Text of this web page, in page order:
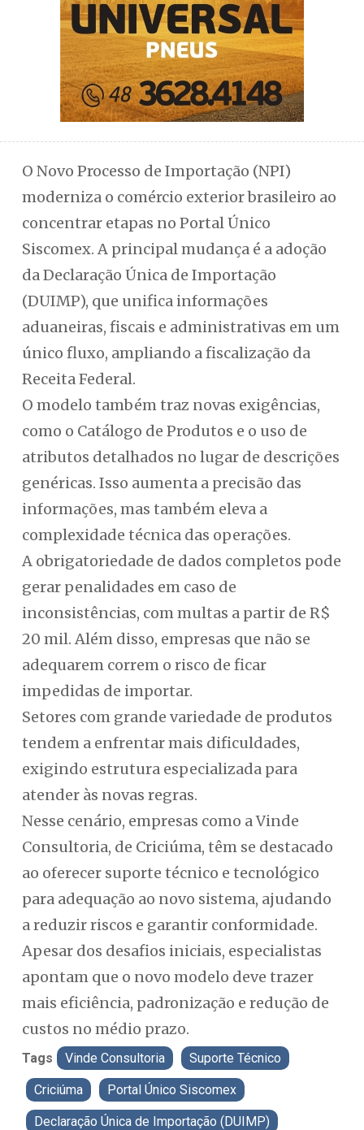
O Novo Processo de Importação (NPI)
moderniza o comércio exterior brasileiro ao
concentrar etapas no Portal Único
Siscomex. A principal mudança é a adoção
da Declaração Única de Importação
(DUIMP), que unifica informações
aduaneiras, fiscais e administrativas em um
único fluxo, ampliando a fiscalização da
Receita Federal.
O modelo também traz novas exigências,
como o Catálogo de Produtos e o uso de
atributos detalhados no lugar de descrições
genéricas. Isso aumenta a precisão das
informações, mas também eleva a
complexidade técnica das operações.
A obrigatoriedade de dados completos pode
gerar penalidades em caso de
inconsistências, com multas a partir de R$
20 mil. Além disso, empresas que não se
adequarem correm o risco de ficar
impedidas de importar.
Setores com grande variedade de produtos
tendem a enfrentar mais dificuldades,
exigindo estrutura especializada para
atender às novas regras.
Nesse cenário, empresas como a Vinde
Consultoria, de Criciúma, têm se destacado
ao oferecer suporte técnico e tecnológico
para adequação ao novo sistema, ajudando
a reduzir riscos e garantir conformidade.
Apesar dos desafios iniciais, especialistas
apontam que o novo modelo deve trazer
mais eficiência, padronização e redução de
custos no médio prazo.
Tags Vinde Consultoria Suporte Técnico
Criciúma Portal Único Siscomex
Declaração Única de Importação (DUIMP)